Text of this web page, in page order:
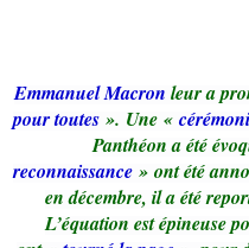
Emmanuel Macron leur a
pour toutes ». Une «
Panthéon a été
reconnaissance » ont été
en décembre, il a été
L’équation est épineuse